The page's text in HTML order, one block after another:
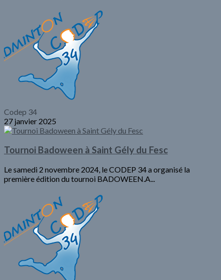
Codep 34
27 janvier 2025
Tournoi Badoween à Saint Gély du Fesc
Le samedi 2 novembre 2024, le CODEP 34 a organisé la
première édition du tournoi BADOWEEN.A...